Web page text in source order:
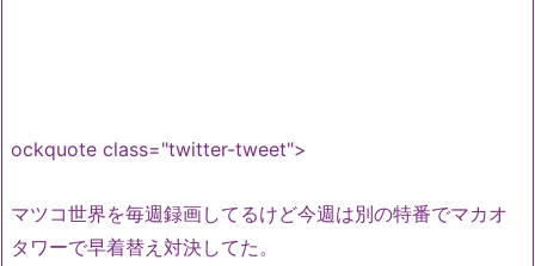
ockquote class="twitter-tweet">
マツコ世界を毎週録画してるけど今週は別の特番でマカオ
タワーで早着替え対決してた。